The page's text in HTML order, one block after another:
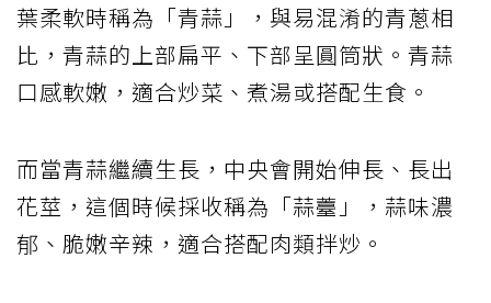
葉柔軟時稱為「青蒜」，與易混淆的青蔥相
比，青蒜的上部扁平、下部呈圓筒狀。青蒜
口感軟嫩，適合炒菜、煮湯或搭配生食。
而當青蒜繼續生長，中央會開始伸長、長出
花莖，這個時候採收稱為「蒜薹」，蒜味濃
郁、脆嫩辛辣，適合搭配肉類拌炒。